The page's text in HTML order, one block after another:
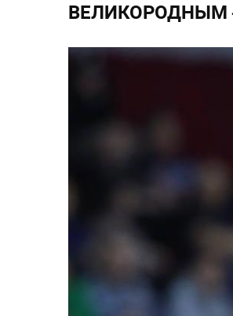
ВЕЛИКОРОДНЫМ